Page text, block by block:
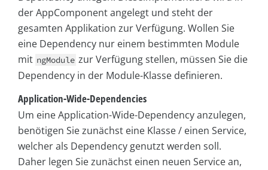
der AppComponent angelegt und steht der
gesamten Applikation zur Verfügung. Wollen Sie
eine Dependency nur einem bestimmten Module
mit ngModule zur Verfügung stellen, müssen Sie die
Dependency in der Module-Klasse definieren.
Application-Wide-Dependencies
Um eine Application-Wide-Dependency anzulegen,
benötigen Sie zunächst eine Klasse / einen Service,
welcher als Dependency genutzt werden soll.
Daher legen Sie zunächst einen neuen Service an,